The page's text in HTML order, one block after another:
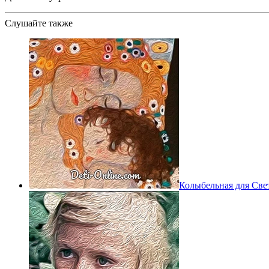
Слушайте также
Колыбельная для